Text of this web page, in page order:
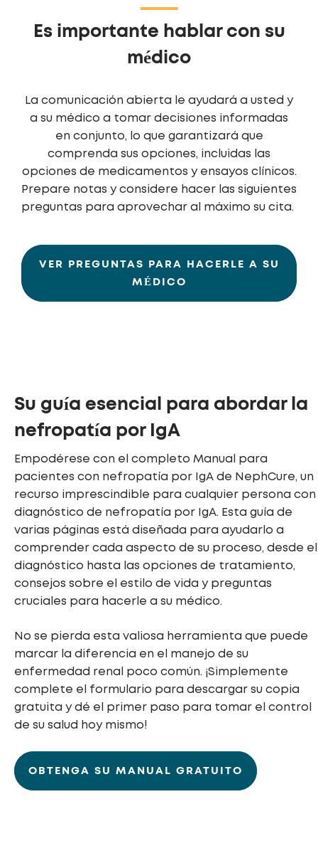
Es importante hablar con su
médico
La comunicación abierta le ayudará a usted y
a su médico a tomar decisiones informadas
en conjunto, lo que garantizará que
comprenda sus opciones, incluidas las
opciones de medicamentos y ensayos clínicos.
Prepare notas y considere hacer las siguientes
preguntas para aprovechar al máximo su cita.
VER PREGUNTAS PARA HACERLE A SU
MÉDICO
Su guía esencial para abordar la
nefropatía por IgA
Empodérese con el completo Manual para
pacientes con nefropatía por IgA de NephCure, un
recurso imprescindible para cualquier persona con
diagnóstico de nefropatía por IgA. Esta guía de
varias páginas está diseñada para ayudarlo a
comprender cada aspecto de su proceso, desde el
diagnóstico hasta las opciones de tratamiento,
consejos sobre el estilo de vida y preguntas
cruciales para hacerle a su médico.
No se pierda esta valiosa herramienta que puede
marcar la diferencia en el manejo de su
enfermedad renal poco común. ¡Simplemente
complete el formulario para descargar su copia
gratuita y dé el primer paso para tomar el control
de su salud hoy mismo!
OBTENGA SU MANUAL GRATUITO